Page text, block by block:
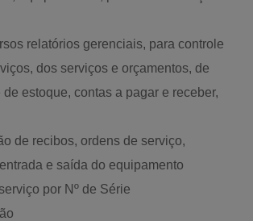
relatórios gerenciais, para controle
dos serviços e orçamentos, de
estoque, contas a pagar e receber,
de recibos, ordens de serviço,
e saída do equipamento
por Nº de Série